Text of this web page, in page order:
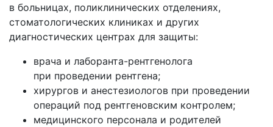
в больницах, поликлинических отделениях,
стоматологических клиниках и других
диагностических центрах для защиты:
врача и лаборанта-рентгенолога
при проведении рентгена;
хирургов и анестезиологов при проведении
операций под рентгеновским контролем;
медицинского персонала и родителей